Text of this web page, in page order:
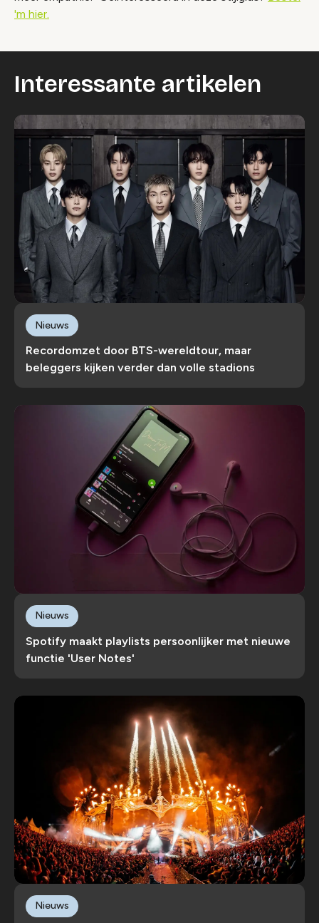
'm hier.
Interessante artikelen
Recordomzet door BTS-wereldtour, maar
beleggers kijken verder dan volle stadions
Nieuws
Spotify maakt playlists persoonlijker met nieuwe
functie 'User Notes'
Nieuws
Nieuws